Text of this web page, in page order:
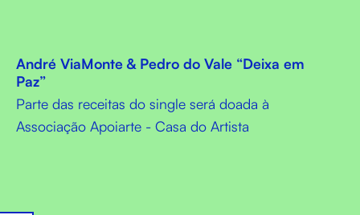
André ViaMonte & Pedro do Vale “Deixa em
Paz”
Parte das receitas do single será doada à
Associação Apoiarte - Casa do Artista